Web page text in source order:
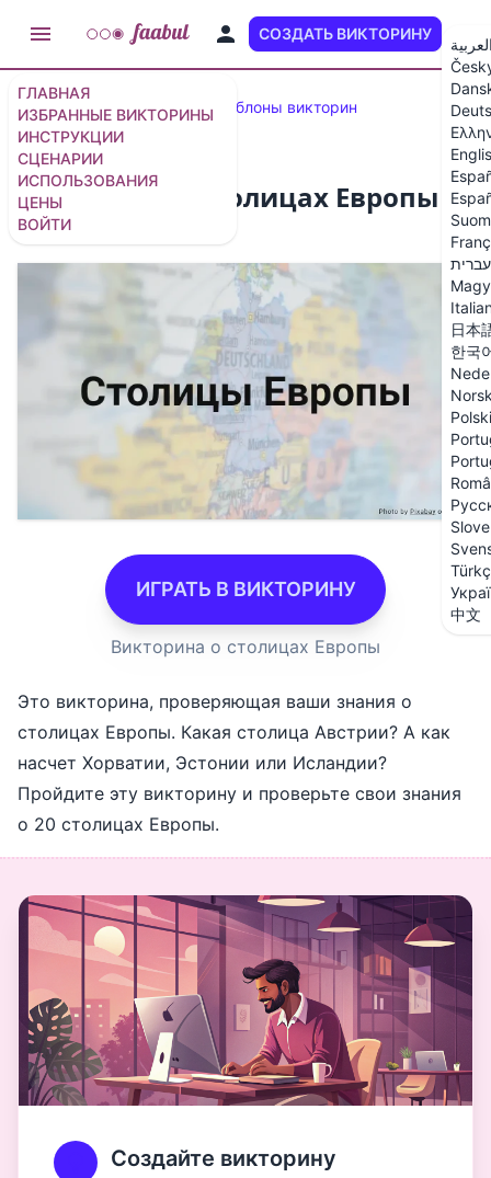
ГЛАВНАЯ
ИЗБРАННЫЕ ВИКТОРИНЫ
ИНСТРУКЦИИ
СЦЕНАРИИ
ИСПОЛЬЗОВАНИЯ
ЦЕНЫ
ВОЙТИ
СОЗДАТЬ ВИКТОРИНУ
עברית
日本
한국
Polski
中文
Популярные викторины и шаблоны викторин
Викторина о столицах Европы
20 вопросов
ИГРАТЬ В ВИКТОРИНУ
Викторина о столицах Европы
Это викторина, проверяющая ваши знания о
столицах Европы. Какая столица Австрии? А как
насчет Хорватии, Эстонии или Исландии?
Пройдите эту викторину и проверьте свои знания
о 20 столицах Европы.
Создайте викторину